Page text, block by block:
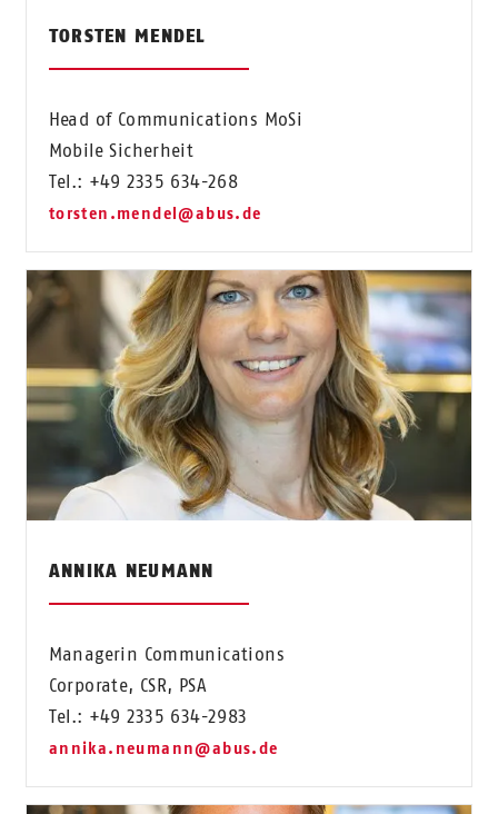
TORSTEN MENDEL
Head of Communications MoSi
Mobile Sicherheit
Tel.: +49 2335 634-268
torsten.mendel@abus.de
ANNIKA NEUMANN
Managerin Communications
Corporate, CSR, PSA
Tel.: +49 2335 634-2983
annika.neumann@abus.de